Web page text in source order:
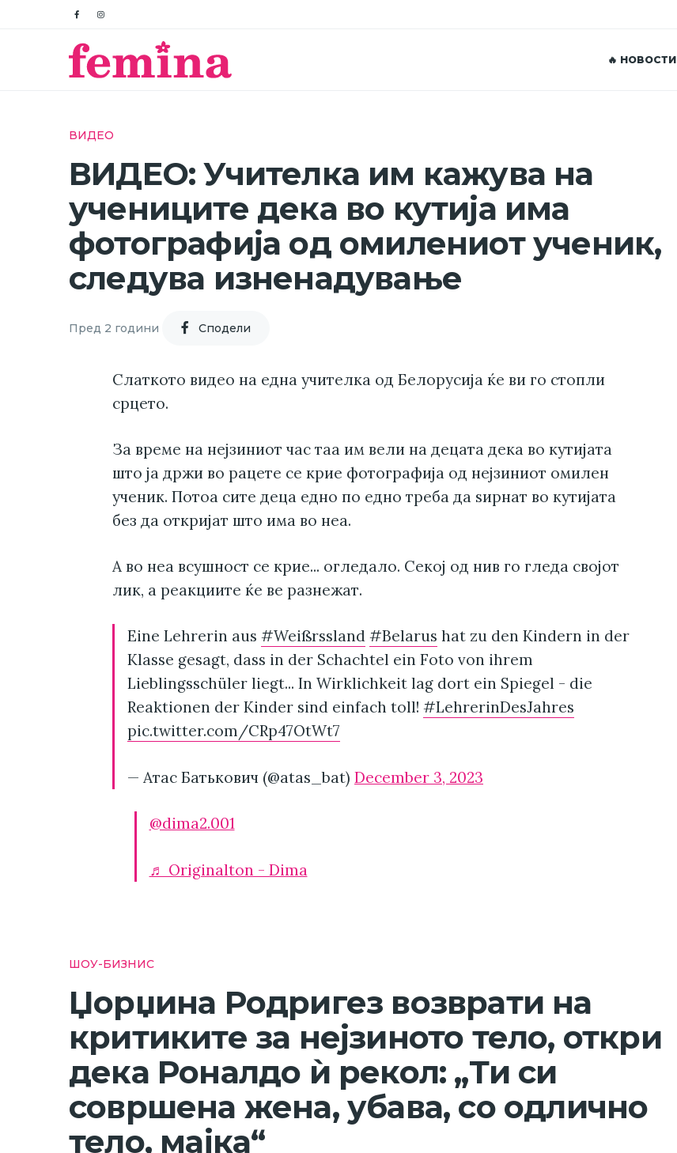
🔥 НОВОСТИ
ВИДЕО
ВИДЕО: Учителка им кажува на
учениците дека во кутија има
фотографија од омилениот ученик,
следува изненадување
Пред 2 години Cподели
Слаткото видео на една учителка од Белорусија ќе ви го стопли
срцето.
За време на нејзиниот час таа им вели на децата дека во кутијата
што ја држи во рацете се крие фотографија од нејзиниот омилен
ученик. Потоа сите деца едно по едно треба да ѕирнат во кутијата
без да откријат што има во неа.
А во неа всушност се крие... огледало. Секој од нив го гледа својот
лик, а реакциите ќе ве разнежат.
Eine Lehrerin aus #Weißrssland #Belarus hat zu den Kindern in der
Klasse gesagt, dass in der Schachtel ein Foto von ihrem
Lieblingsschüler liegt... In Wirklichkeit lag dort ein Spiegel - die
Reaktionen der Kinder sind einfach toll! #LehrerinDesJahres
pic.twitter.com/CRp47OtWt7
— Атас Батькович (@atas_bat) December 3, 2023
@dima2.001
♬ Originalton - Dima
ШОУ-БИЗНИС
Џорџина Родригез возврати на
критиките за нејзиното тело, откри
дека Роналдо ѝ рекол: „Ти си
совршена жена, убава, со одлично
тело, мајка“